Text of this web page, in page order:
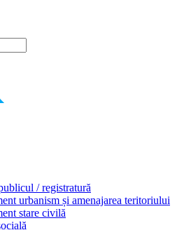
/ registratură
urbanism și amenajarea teritoriului
stare civilă